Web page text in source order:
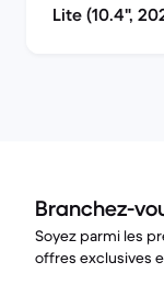
Lite (10.4",
Branchez-
Soyez parmi les
offres exclusives